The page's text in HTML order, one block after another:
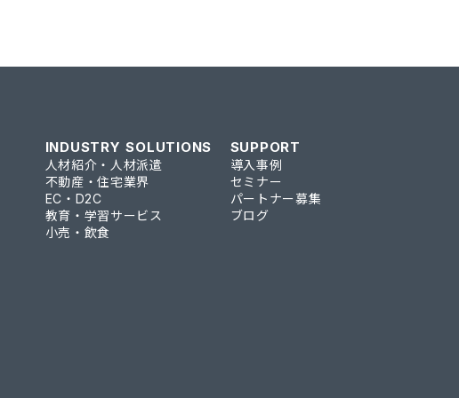
INDUSTRY SOLUTIONS
人材紹介・人材派遣
不動産・住宅業界
EC・D2C
教育・学習サービス
小売・飲食
SUPPORT
導入事例
セミナー
パートナー募集
ブログ